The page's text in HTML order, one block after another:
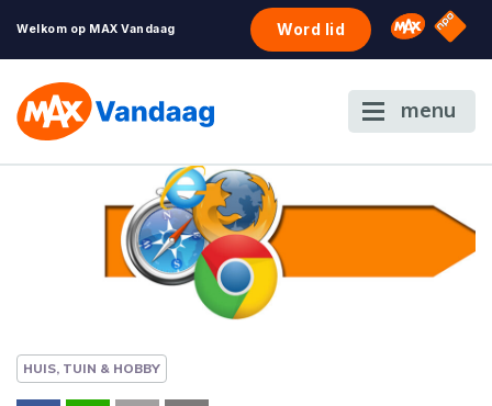
Welkom op MAX Vandaag Word lid Omroep
NPO
menu
HUIS, TUIN & HOBBY